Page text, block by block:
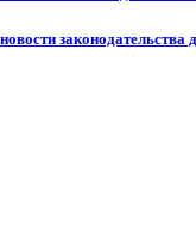
законодательства